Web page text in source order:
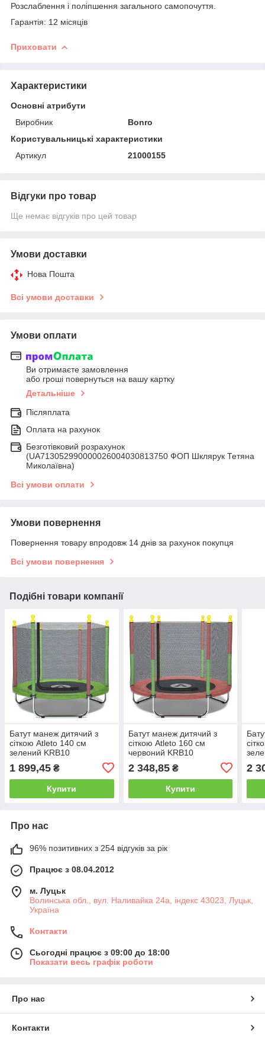
Розслаблення і поліпшення загального самопочуття.
Гарантія: 12 місяців
Приховати
Характеристики
Основні атрибути
Виробник
Bonro
Користувальницькі характеристики
Артикул
21000155
Відгуки про товар
Ще немає відгуків про цей товар
Умови доставки
Нова Пошта
Всі умови доставки
Умови оплати
Ви отримаєте замовлення
або гроші повернуться на вашу картку
Детальніше
Післяплата
Оплата на рахунок
Безготівковий розрахунок
(UA713052990000026004030813750 ФОП Шклярук Тетяна
Миколаївна)
Всі умови оплати
Умови повернення
Повернення товару впродовж 14 днів за рахунок покупця
Всі умови повернення
Подібні товари компанії
Батут манеж дитячий з
сіткою Atleto 140 см
зелений KRB10
1 899,45 ₴
Купити
Батут манеж дитячий з
сіткою Atleto 160 см
червоний KRB10
2 348,85₴
Купити
2
Про нас
96% позитивних з 254 відгуків за рік
Працює з 08.04.2012
м. Луцьк
Волинська обл., вул. Наливайка 24а, індекс 43023, Луцьк,
Україна
Контакти
Сьогодні працює з 09:00 до 18:00
Показати весь графік роботи
Про нас
Контакти